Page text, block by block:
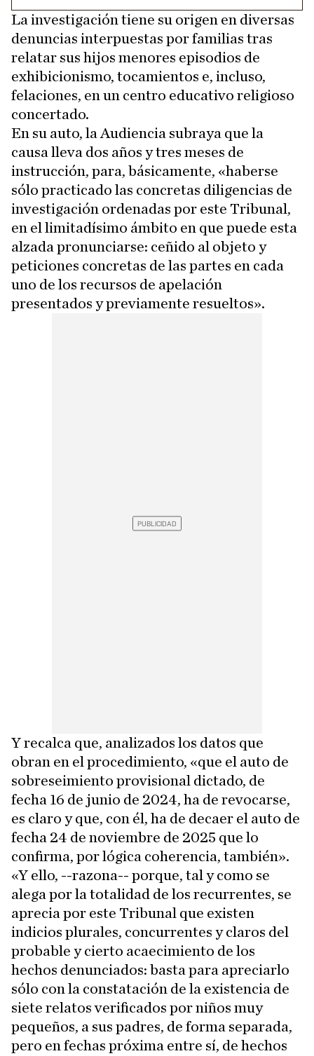
La investigación tiene su origen en diversas
denuncias interpuestas por familias tras
relatar sus hijos menores episodios de
exhibicionismo, tocamientos e, incluso,
felaciones, en un centro educativo religioso
concertado.
En su auto, la Audiencia subraya que la
causa lleva dos años y tres meses de
instrucción, para, básicamente, «haberse
sólo practicado las concretas diligencias de
investigación ordenadas por este Tribunal,
en el limitadísimo ámbito en que puede esta
alzada pronunciarse: ceñido al objeto y
peticiones concretas de las partes en cada
uno de los recursos de apelación
presentados y previamente resueltos».
Y recalca que, analizados los datos que
obran en el procedimiento, «que el auto de
sobreseimiento provisional dictado, de
fecha 16 de junio de 2024, ha de revocarse,
es claro y que, con él, ha de decaer el auto de
fecha 24 de noviembre de 2025 que lo
confirma, por lógica coherencia, también».
«Y ello, --razona-- porque, tal y como se
alega por la totalidad de los recurrentes, se
aprecia por este Tribunal que existen
indicios plurales, concurrentes y claros del
probable y cierto acaecimiento de los
hechos denunciados: basta para apreciarlo
sólo con la constatación de la existencia de
siete relatos verificados por niños muy
pequeños, a sus padres, de forma separada,
pero en fechas próxima entre sí, de hechos